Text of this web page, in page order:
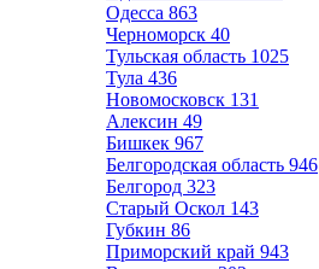
Одесса 863
Черноморск 40
Тульская область 1025
Тула 436
Новомосковск 131
Алексин 49
Бишкек 967
Белгородская область 946
Белгород 323
Старый Оскол 143
Губкин 86
Приморский край 943